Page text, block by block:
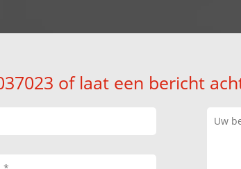
of laat een bericht